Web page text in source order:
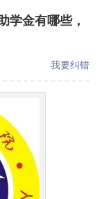
学金有哪些，
我要纠错